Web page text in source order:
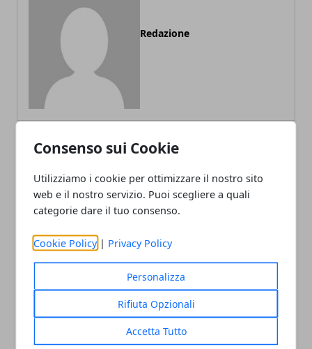
Consenso sui Cookie
Utilizziamo i cookie per ottimizzare il nostro sito
web e il nostro servizio. Puoi scegliere a quali
categorie dare il tuo consenso.
Cookie Policy | Privacy Policy
Personalizza
Rifiuta Opzionali
Accetta Tutto
Redazione
I paperoni della NBA: il vorticoso e
redditizio business di LeBron James